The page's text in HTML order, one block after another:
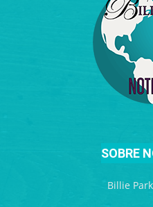
SOBRE
Billie